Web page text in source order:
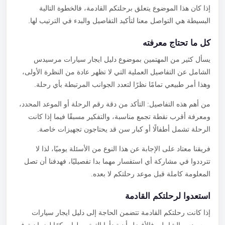
إذا كان هذا الموضوع يتعلق برحلتكم القادمة، فالخطوة التالية
البسيطة هي التواصل معنا لتأكيد التفاصيل والبدء في الترتيب لها.
كل ما تحتاج معرفته
يسأل كثير من المهتمين بموضوع دليل ايجار سيارات مرسيدس
الشامل عن التفاصيل العملية التي لا تظهر عادة من النظرة الأولى،
وهذا أمر طبيعي تمامًا نظرًا لتعدد الجوانب المرتبطة بأي رحلة.
من أهم هذه التفاصيل: التأكد من دقة رقم الرحلة أو الموعد المحدد،
ومعرفة أقرب نقطة تجمع مناسبة، والتفكير مسبقًا فيما إذا كانت
الرحلة تشمل أطفالًا أو كبار سن قد يحتاجون تجهيزات خاصة.
فريقنا معتاد على الإجابة عن هذا النوع من الأسئلة يوميًا، لذا لا
تترددوا في مشاركة أي استفسار مهما بدا تفصيليًا، فهدفنا أن تصل
المعلومة كاملة قبل موعد رحلتكم لا بعده.
استعدوا لرحلتكم القادمة
إذا كانت رحلتكم القادمة تتضمن الحاجة إلى دليل ايجار سيارات